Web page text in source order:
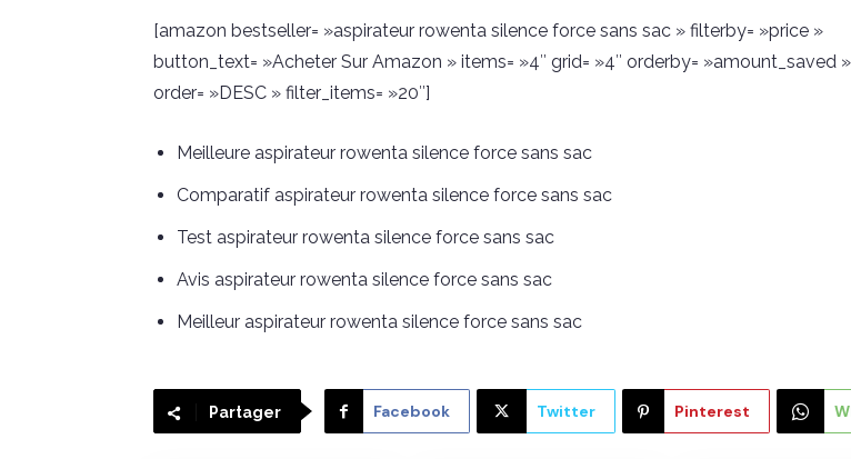
[amazon bestseller= »aspirateur rowenta silence force sans sac » filterby= »price »
button_text= »Acheter Sur Amazon » items= »4″ grid= »4″ orderby= »amount_saved »
order= »DESC » filter_items= »20″]
Meilleure aspirateur rowenta silence force sans sac
Comparatif aspirateur rowenta silence force sans sac
Test aspirateur rowenta silence force sans sac
Avis aspirateur rowenta silence force sans sac
Meilleur aspirateur rowenta silence force sans sac
Partager Facebook Twitter Pinterest